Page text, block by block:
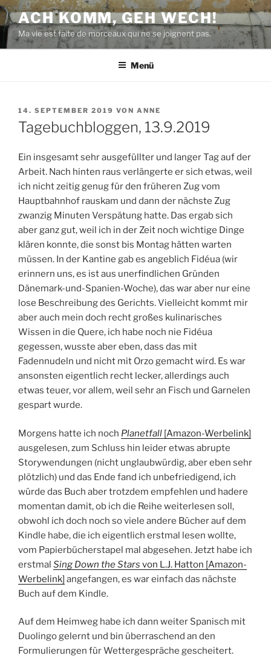
Zum
Inhalt
springen
ACH KOMM, GEH WECH!
Ma vie est faite de morceaux qui ne se joignent pas.
Menü
VERÖFFENTLICHT
AM
14. SEPTEMBER 2019 VON ANNE
Tagebuchbloggen, 13.9.2019
Ein insgesamt sehr ausgefüllter und langer Tag auf der
Arbeit. Nach hinten raus verlängerte er sich etwas, weil
ich nicht zeitig genug für den früheren Zug vom
Hauptbahnhof rauskam und dann der nächste Zug
zwanzig Minuten Verspätung hatte. Das ergab sich
aber ganz gut, weil ich in der Zeit noch wichtige Dinge
klären konnte, die sonst bis Montag hätten warten
müssen. In der Kantine gab es angeblich Fidéua (wir
erinnern uns, es ist aus unerfindlichen Gründen
Dänemark-und-Spanien-Woche), das war aber nur eine
lose Beschreibung des Gerichts. Vielleicht kommt mir
aber auch mein doch recht großes kulinarisches
Wissen in die Quere, ich habe noch nie Fidéua
gegessen, wusste aber eben, dass das mit
Fadennudeln und nicht mit Orzo gemacht wird. Es war
ansonsten eigentlich recht lecker, allerdings auch
etwas teuer, vor allem, weil sehr an Fisch und Garnelen
gespart wurde.
Morgens hatte ich noch Planetfall [Amazon-Werbelink]
ausgelesen, zum Schluss hin leider etwas abrupte
Storywendungen (nicht unglaubwürdig, aber eben sehr
plötzlich) und das Ende fand ich unbefriedigend, ich
würde das Buch aber trotzdem empfehlen und hadere
momentan damit, ob ich die Reihe weiterlesen soll,
obwohl ich doch noch so viele andere Bücher auf dem
Kindle habe, die ich eigentlich erstmal lesen wollte,
vom Papierbücherstapel mal abgesehen. Jetzt habe ich
erstmal Sing Down the Stars von L.J. Hatton [Amazon-
Werbelink] angefangen, es war einfach das nächste
Buch auf dem Kindle.
Auf dem Heimweg habe ich dann weiter Spanisch mit
Duolingo gelernt und bin überraschend an den
Formulierungen für Wettergespräche gescheitert.